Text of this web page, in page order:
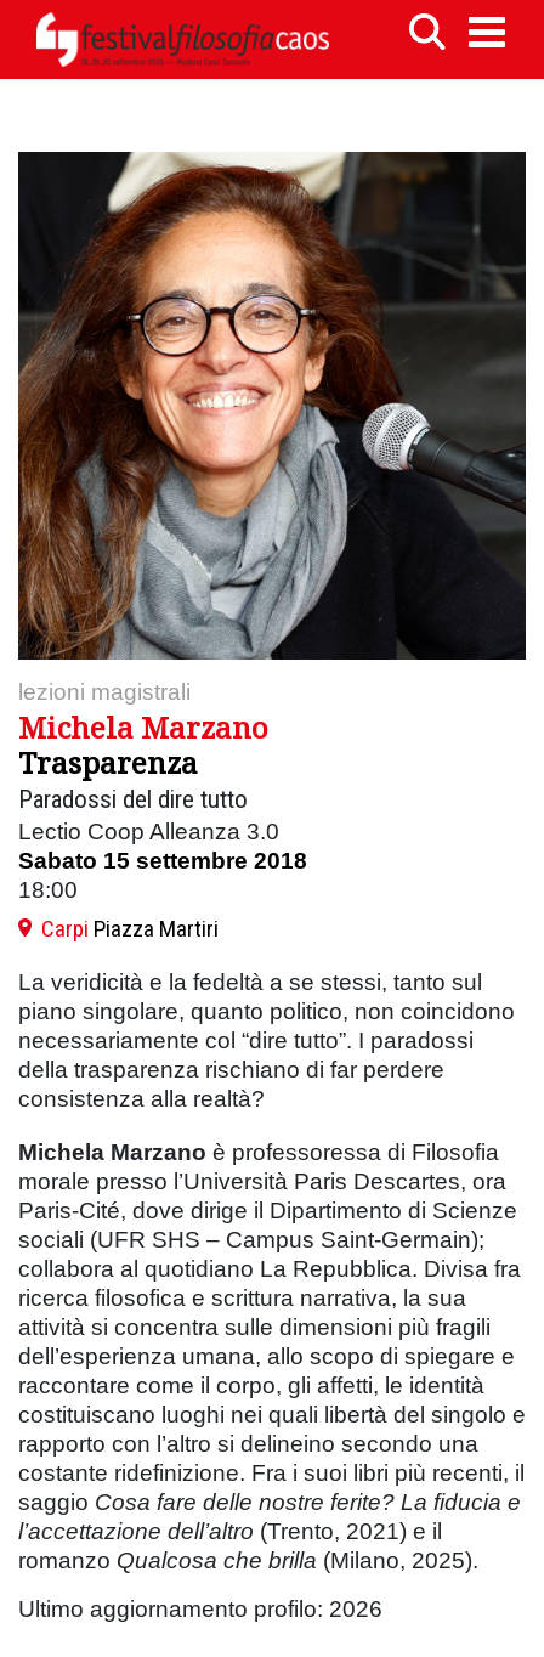
lezioni magistrali
Michela Marzano
Trasparenza
Paradossi del dire tutto
Lectio Coop Alleanza 3.0
Sabato 15 settembre 2018
18:00
Carpi Piazza Martiri
La veridicità e la fedeltà a se stessi, tanto sul
piano singolare, quanto politico, non coincidono
necessariamente col “dire tutto”. I paradossi
della trasparenza rischiano di far perdere
consistenza alla realtà?
Michela Marzano è professoressa di Filosofia
morale presso l’Università Paris Descartes, ora
Paris-Cité, dove dirige il Dipartimento di Scienze
sociali (UFR SHS – Campus Saint-Germain);
collabora al quotidiano La Repubblica. Divisa fra
ricerca filosofica e scrittura narrativa, la sua
attività si concentra sulle dimensioni più fragili
dell’esperienza umana, allo scopo di spiegare e
raccontare come il corpo, gli affetti, le identità
costituiscano luoghi nei quali libertà del singolo e
rapporto con l’altro si delineino secondo una
costante ridefinizione. Fra i suoi libri più recenti, il
saggio Cosa fare delle nostre ferite? La fiducia e
l’accettazione dell’altro (Trento, 2021) e il
romanzo Qualcosa che brilla (Milano, 2025).
Ultimo aggiornamento profilo: 2026